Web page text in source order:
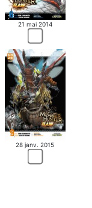
21 mai 2014
28 janv. 2015